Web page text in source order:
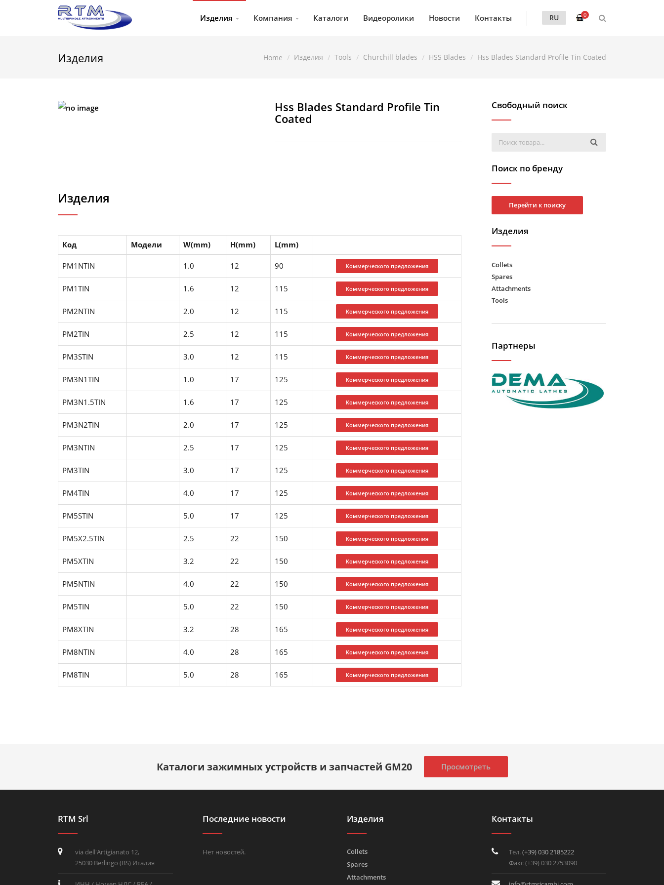
0
RU
Изделия Компания Каталоги Видеоролики Новости Контакты
Изделия Home Изделия Tools Churchill blades HSS Blades Hss Blades Standard Profile Tin Coated
Hss Blades Standard Profile Tin
Coated
Изделия
Код Модели W(mm) H(mm) L(mm)
PM1NTIN 1.0 12 90
PM1TIN 1.6 12 115
PM2NTIN 2.0 12 115
PM2TIN 2.5 12 115
PM3STIN 3.0 12 115
PM3N1TIN 1.0 17 125
PM3N1.5TIN 1.6 17 125
PM3N2TIN 2.0 17 125
PM3NTIN 2.5 17 125
PM3TIN 3.0 17 125
PM4TIN 4.0 17 125
PM5STIN 5.0 17 125
PM5X2.5TIN 2.5 22 150
PM5XTIN 3.2 22 150
PM5NTIN 4.0 22 150
PM5TIN 5.0 22 150
PM8XTIN 3.2 28 165
PM8NTIN 4.0 28 165
PM8TIN 5.0 28 165
Свободный поиск
Поиск по бренду
Перейти к поиску
Изделия
Collets
Spares
Attachments
Tools
Партнеры
Каталоги зажимных устройств и запчастей GM20 Просмотреть
RTM Srl
via dell'Artigianato 12,
25030 Berlingo (BS) Италия
Последние новости
Нет новостей.
Изделия
Collets
Spares
Attachments
Контакты
Тел. (+39) 030 2185222
Факс (+39) 030 2753090